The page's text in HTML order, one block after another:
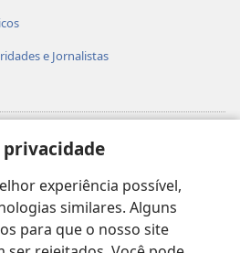
privacidade
experiência possível,
similares. Alguns
para que o nosso site
e Jornalistas
de Vigia™